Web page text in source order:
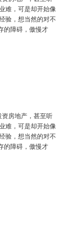
难，可是却开始像
验，想当然的对不
的障碍，傲慢才
房地产，甚至听
难，可是却开始像
验，想当然的对不
的障碍，傲慢才